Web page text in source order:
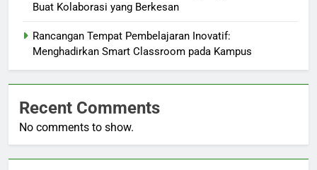
Buat Kolaborasi yang Berkesan
Rancangan Tempat Pembelajaran Inovatif:
Menghadirkan Smart Classroom pada Kampus
Recent Comments
No comments to show.